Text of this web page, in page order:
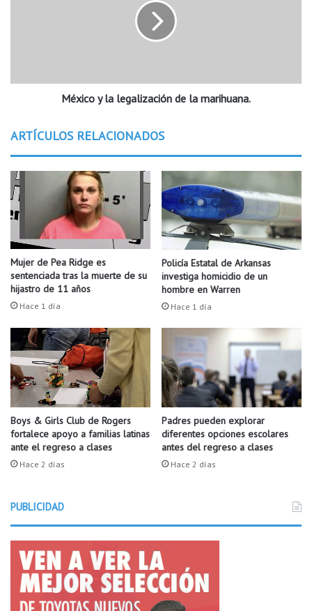
c
.
a
a
l
i
z
a
c
ó
n
d
e
l
m
a
r
i
h
a
n
a
.
México y la legalización de la marihuana.
ARTÍCULOS RELACIONADOS
Mujer de Pea Ridge es
sentenciada tras la muerte de su
hijastro de 11 años
Hace 1 día
Policía Estatal de Arkansas
investiga homicidio de un
hombre en Warren
Hace 1 día
Boys & Girls Club de Rogers
fortalece apoyo a familias latinas
ante el regreso a clases
Hace 2 días
Padres pueden explorar
diferentes opciones escolares
antes del regreso a clases
Hace 2 días
PUBLICIDAD